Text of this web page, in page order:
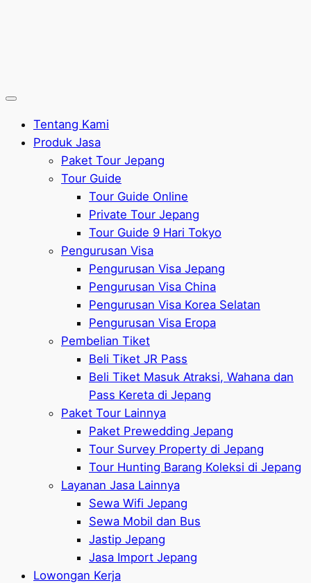
Tentang Kami
Produk Jasa
Paket Tour Jepang
Tour Guide
Tour Guide Online
Private Tour Jepang
Tour Guide 9 Hari Tokyo
Pengurusan Visa
Pengurusan Visa Jepang
Pengurusan Visa China
Pengurusan Visa Korea Selatan
Pengurusan Visa Eropa
Pembelian Tiket
Beli Tiket JR Pass
Beli Tiket Masuk Atraksi, Wahana dan
Pass Kereta di Jepang
Paket Tour Lainnya
Paket Prewedding Jepang
Tour Survey Property di Jepang
Tour Hunting Barang Koleksi di Jepang
Layanan Jasa Lainnya
Sewa Wifi Jepang
Sewa Mobil dan Bus
Jastip Jepang
Jasa Import Jepang
Lowongan Kerja